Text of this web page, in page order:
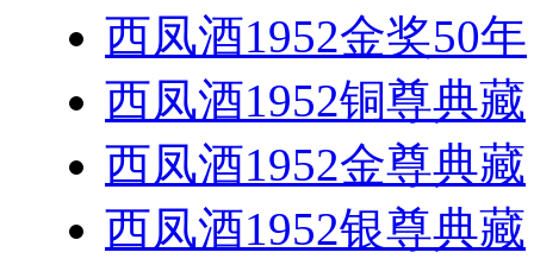
西凤酒1952金奖50年
西凤酒1952铜尊典藏
西凤酒1952金尊典藏
西凤酒1952银尊典藏